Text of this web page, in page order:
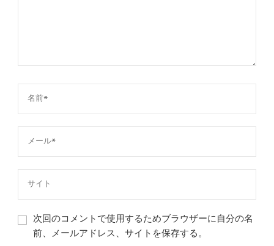
次回のコメントで使用するためブラウザーに自分の名
前、メールアドレス、サイトを保存する。